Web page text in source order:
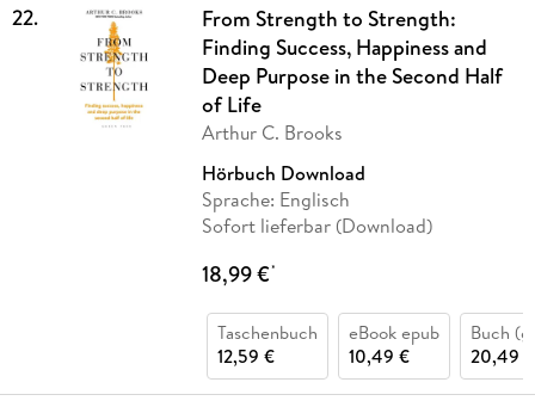
22.
From Strength to Strength:
Finding Success, Happiness and
Deep Purpose in the Second Half
of Life
Arthur C. Brooks
Hörbuch Download
Sprache: Englisch
Sofort lieferbar (Download)
18,99 €*
Taschenbuch
12,59 €
eBook epub
10,49 €
Buch
20,49 €